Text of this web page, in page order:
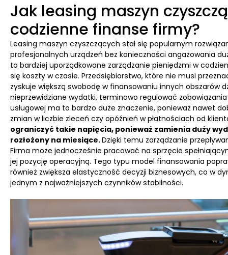
Jak leasing maszyn
codzienne finanse firmy?
Leasing maszyn czyszczących stał się popularnym
profesjonalnych urządzeń bez konieczności angażowania
to bardziej uporządkowane zarządzanie pieniędzmi w
się koszty w czasie. Przedsiębiorstwo, które nie musi
zyskuje większą swobodę w finansowaniu innych obszarów
nieprzewidziane wydatki, terminowo regulować
usługowej ma to bardzo duże znaczenie, ponieważ nawet
zmian w liczbie zleceń czy opóźnień w płatnościach od
ograniczyć takie napięcia, ponieważ zamienia duży
rozłożony na miesiące.Dzięki temu zarządzanie
Firma może jednocześnie pracować na sprzęcie
jej pozycję operacyjną. Tego typu model finansowania
również zwiększa elastyczność decyzji biznesowych, co w
jednym z najważniejszych czynników stabilności.